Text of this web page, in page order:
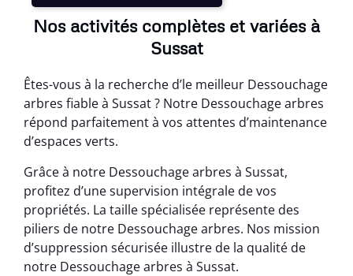
Nos activités complètes et variées à
Sussat
Êtes-vous à la recherche d’le meilleur Dessouchage
arbres fiable à Sussat ? Notre Dessouchage arbres
répond parfaitement à vos attentes d’maintenance
d’espaces verts.
Grâce à notre Dessouchage arbres à Sussat,
profitez d’une supervision intégrale de vos
propriétés. La taille spécialisée représente des
piliers de notre Dessouchage arbres. Nos mission
d’suppression sécurisée illustre de la qualité de
notre Dessouchage arbres à Sussat.